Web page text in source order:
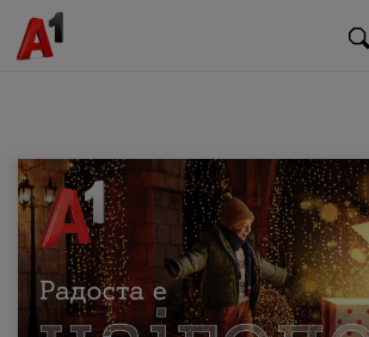
МК EN SQ